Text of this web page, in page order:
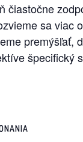
čiastočne
sa viac
premýšľať,
špecifický